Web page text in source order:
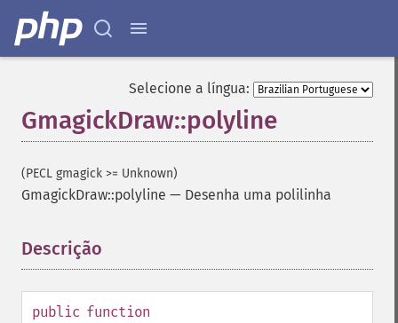
Selecione a língua:
GmagickDraw::polyline
(PECL gmagick >= Unknown)
GmagickDraw::polyline — Desenha uma polilinha
Descrição
public function